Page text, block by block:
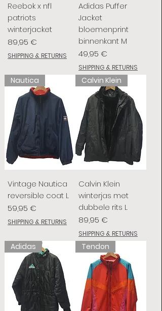
Reebok x nfl
patriots
winterjacket
Preis
89,95 €
SHIPPING & RETURNS
Adidas Puffer
Jacket
bloemenprint
binnenkant M
Preis
49,95 €
SHIPPING & RETURNS
Nautica
Vintage Nautica
reversible coat L
Preis
59,95 €
SHIPPING & RETURNS
Calvin Klein
Calvin Klein
winterjas met
dubbele rits L
Preis
89,95 €
SHIPPING & RETURNS
Adidas Tendon